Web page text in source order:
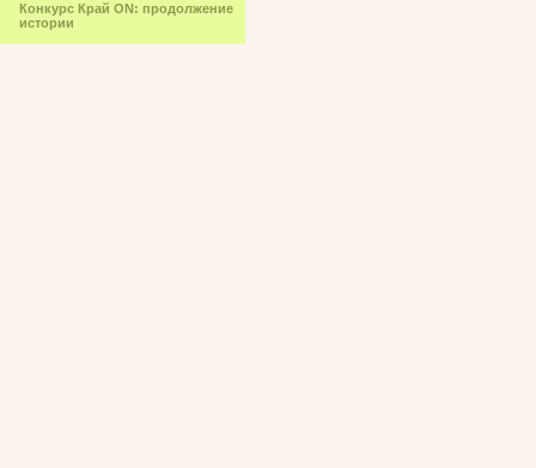
Конкурс Край ON: продолжение
истории